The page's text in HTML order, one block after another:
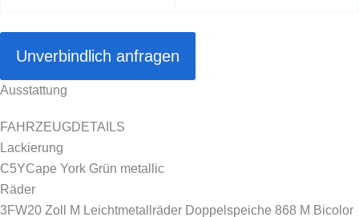
Unverbindlich anfragen
Ausstattung
FAHRZEUGDETAILS
Lackierung
C5YCape York Grün metallic
Räder
3FW20 Zoll M Leichtmetallräder Doppelspeiche 868 M Bicolor